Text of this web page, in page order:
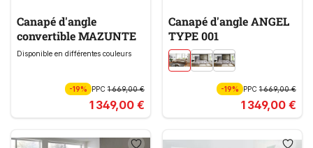
Canapé d'angle
convertible MAZUNTE
Disponible en différentes couleurs
-19% PPC 1 669,00 €
1 349,00 €
Canapé d'angle ANGEL
TYPE 001
-19% PPC1 669,00 €
1 349,00 €